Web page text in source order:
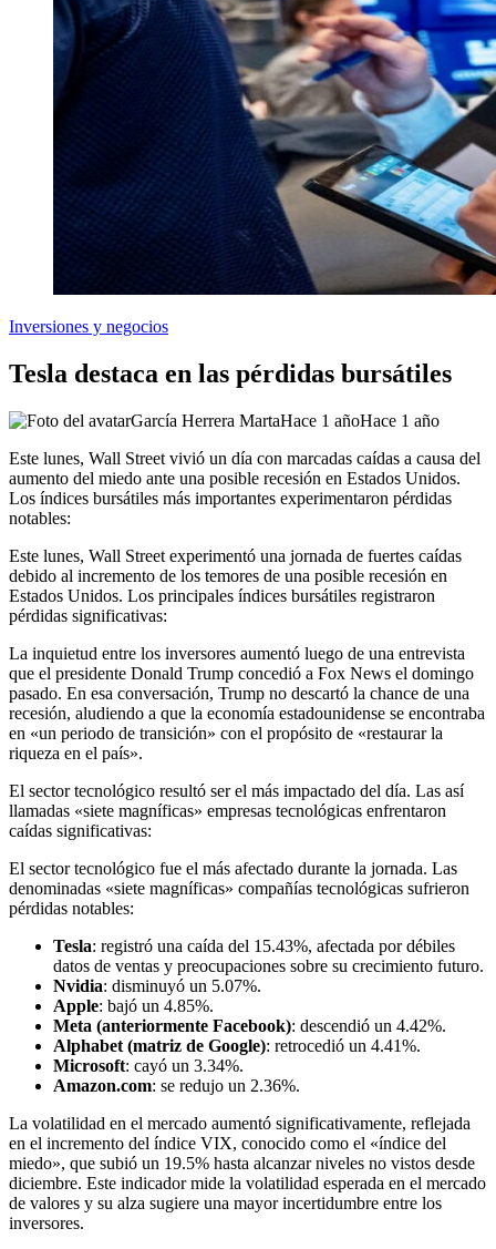
Inversiones y negocios
Tesla destaca en las pérdidas bursátiles
García Herrera MartaHace 1 añoHace 1 año
Este lunes, Wall Street vivió un día con marcadas caídas a causa del
aumento del miedo ante una posible recesión en Estados Unidos.
Los índices bursátiles más importantes experimentaron pérdidas
notables:
​Este lunes, Wall Street experimentó una jornada de fuertes caídas
debido al incremento de los temores de una posible recesión en
Estados Unidos. Los principales índices bursátiles registraron
pérdidas significativas:
La inquietud entre los inversores aumentó luego de una entrevista
que el presidente Donald Trump concedió a Fox News el domingo
pasado. En esa conversación, Trump no descartó la chance de una
recesión, aludiendo a que la economía estadounidense se encontraba
en «un periodo de transición» con el propósito de «restaurar la
riqueza en el país».​
El sector tecnológico resultó ser el más impactado del día. Las así
llamadas «siete magníficas» empresas tecnológicas enfrentaron
caídas significativas:​
El sector tecnológico fue el más afectado durante la jornada. Las
denominadas «siete magníficas» compañías tecnológicas sufrieron
pérdidas notables:​
Tesla: registró una caída del 15.43%, afectada por débiles
datos de ventas y preocupaciones sobre su crecimiento futuro.​
Nvidia: disminuyó un 5.07%.​
Apple: bajó un 4.85%.​
Meta (anteriormente Facebook): descendió un 4.42%.​
Alphabet (matriz de Google): retrocedió un 4.41%.​
Microsoft: cayó un 3.34%.​
Amazon.com: se redujo un 2.36%.​
La volatilidad en el mercado aumentó significativamente, reflejada
en el incremento del índice VIX, conocido como el «índice del
miedo», que subió un 19.5% hasta alcanzar niveles no vistos desde
diciembre. Este indicador mide la volatilidad esperada en el mercado
de valores y su alza sugiere una mayor incertidumbre entre los
inversores.​